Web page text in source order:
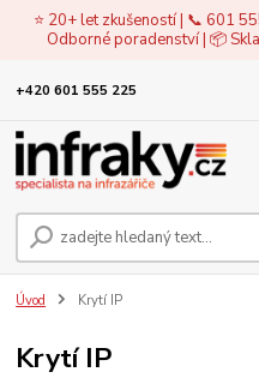
⭐ 20+ let zkušeností | 📞 601
Odborné poradenství | 📦
+420 601 555 225
Úvod Krytí IP
Krytí IP